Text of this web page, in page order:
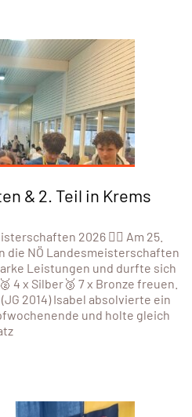
& 2. Teil in Krems
2026 🏊‍♀️ Am 25.
die NÖ Landesmeisterschaften
Leistungen und durfte sich
4 x Silber🥉 7 x Bronze freuen.
2014) Isabel absolvierte ein
und holte gleich